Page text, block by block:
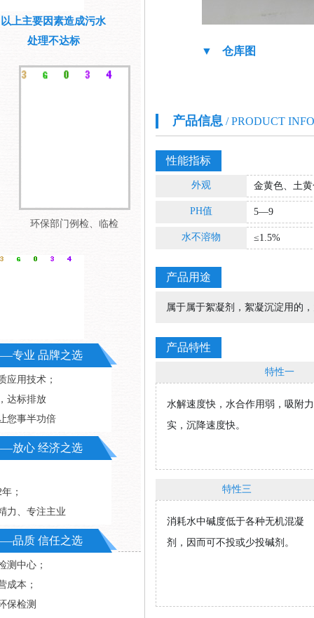
以上主要因素造成污水
处理不达标
环保部门例检、临检
设备维护成本高
业 品牌之选
应用技术；
达标排放
您事半功倍
心 经济之选
；
力、专注主业
质 信任之选
测中心；
成本；
保检测
▼ 仓库图
产品信息 / PRODUCT
性能指标
外观 金黄色、土
PH值 5—9
水不溶物 ≤1.5%
产品用途
属于属于絮凝剂，絮凝沉淀用的
产品特性
特性一
水解速度快，水合作用弱，吸附
实，沉降速度快。
特性三
消耗水中碱度低于各种无机混凝
剂，因而可不投或少投碱剂。